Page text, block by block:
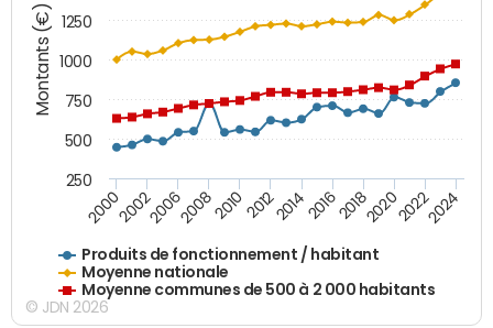
Montants (€)
Produits de fonctionnement / habitant
Moyenne nationale
Moyenne communes de 500 à 2 000 habitants
200020022006200820102012201420162018202020222024
250
500
750
1000
1250
© JDN 2026